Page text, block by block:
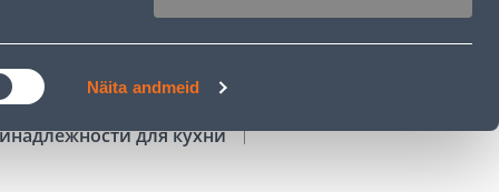
Näita andmeid
для кухни